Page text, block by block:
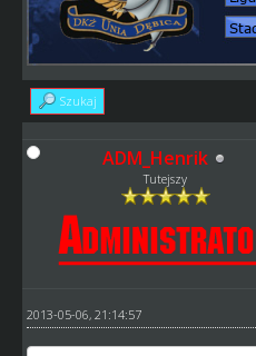
Szukaj
ADM_Henrik
Tutejszy
2013-05-06, 21:14:57